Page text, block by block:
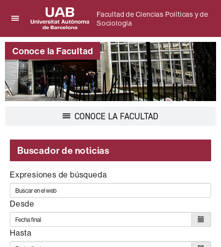
aquí
para
desplegar
el
menú
de
Facultad
de
Sociología
Universitat
Autònoma
de
Barcelona
Facultad de Ciencias Políticas y de
Sociología
Conoce la Facultad
CONOCE LA FACULTAD
Buscador de noticias
Expresiones de búsqueda
Desde
Hasta